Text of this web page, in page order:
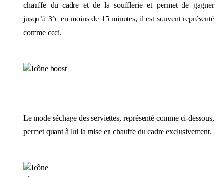
chauffe du cadre et de la soufflerie et permet de gagner
jusqu’à 3°c en moins de 15 minutes, il est souvent représenté
comme ceci.
Le mode séchage des serviettes, représenté comme ci-dessous,
permet quant à lui la mise en chauffe du cadre exclusivement.